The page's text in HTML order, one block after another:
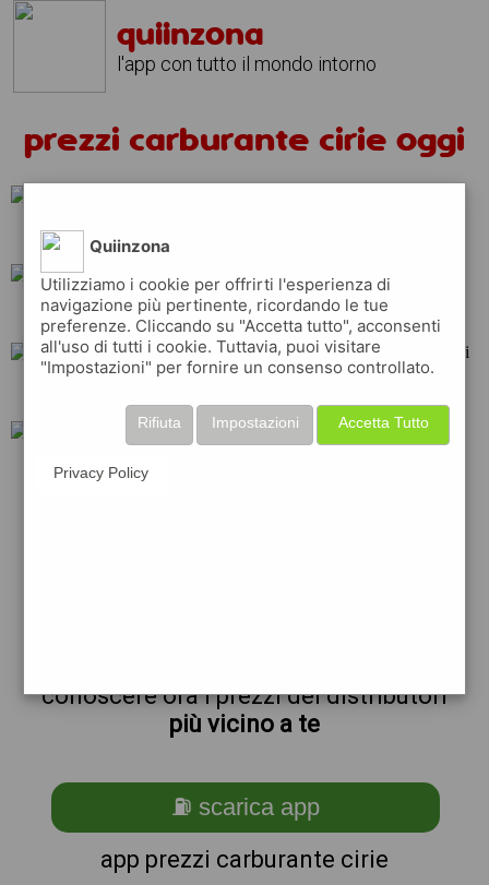
quiinzona
l'app con tutto il mondo intorno
prezzi carburante cirie oggi
erg
esso q8 total
repsol
conoscere ora i prezzi dei distributori
più vicino a te
⛽ scarica app
app prezzi carburante cirie
Quiinzona
Utilizziamo i cookie per offrirti l'esperienza di
navigazione più pertinente, ricordando le tue
preferenze. Cliccando su "Accetta tutto", acconsenti
all'uso di tutti i cookie. Tuttavia, puoi visitare
"Impostazioni" per fornire un consenso controllato.
Accetta Tutto
Impostazioni
Rifiuta
Privacy Policy